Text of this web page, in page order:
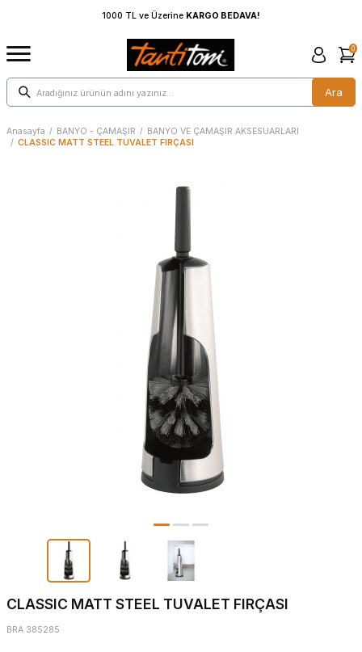
KARGO BEDAVA!
Ara
0
Anasayfa / BANYO - ÇAMAŞIR / BANYO VE ÇAMAŞIR AKSESUARLARI
/ CLASSIC MATT STEEL TUVALET FIRÇASI
CLASSIC MATT STEEL TUVALET FIRÇASI
BRA 385285